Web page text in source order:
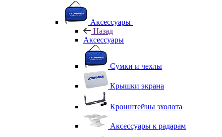
Аксессуары
Назад
Аксессуары
Сумки и чехлы
Крышки экрана
Кронштейны эхолота
Аксессуары к радарам